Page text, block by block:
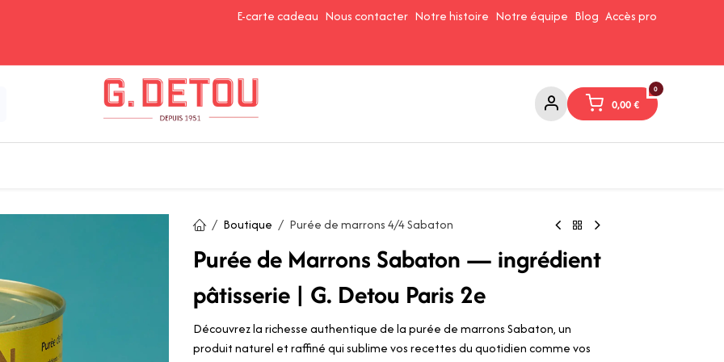
E-carte cadeau Nous contacter Notre histoire Notre équipe Blog Accès pro
0
0,00€
Boutique Purée de marrons 4/4 Sabaton
Purée de Marrons Sabaton — ingrédient
pâtisserie | G. Detou Paris 2e
Découvrez la richesse authentique de la purée de marrons Sabaton, un
produit naturel et raffiné qui sublime vos recettes du quotidien comme vos